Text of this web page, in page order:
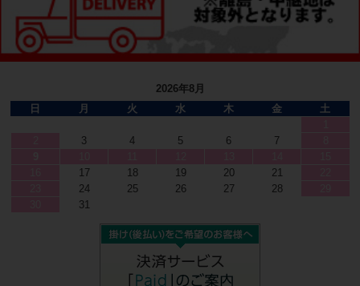
2026年8月
日
月 火 水 木 金
土
3 4 5 6 7
17 18 19 20 21
24 25 26 27 28
31